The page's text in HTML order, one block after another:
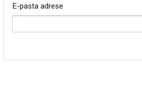
E-pasta adrese